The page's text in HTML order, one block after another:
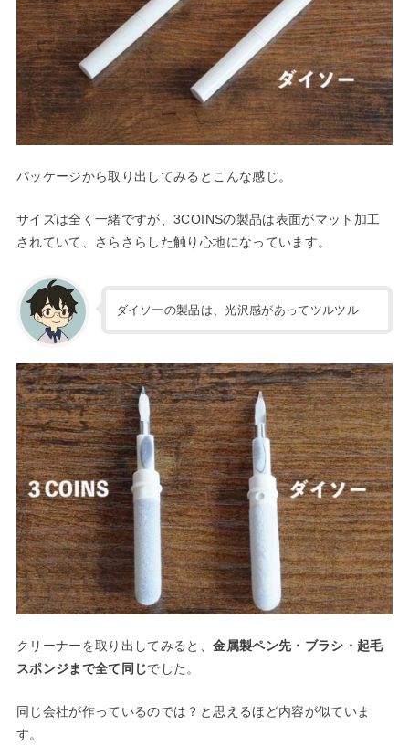
パッケージから取り出してみるとこんな感じ。
サイズは全く一緒ですが、3COINSの製品は表面がマット加工
されていて、さらさらした触り心地になっています。
ダイソーの製品は、光沢感があってツルツル
クリーナーを取り出してみると、金属製ペン先・ブラシ・起毛
スポンジまで全て同じでした。
同じ会社が作っているのでは？と思えるほど内容が似ていま
す。